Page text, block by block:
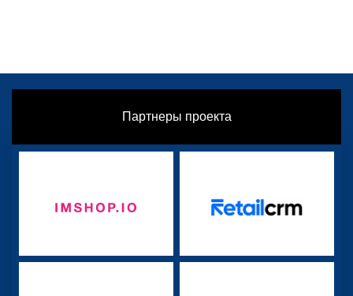
Партнеры проекта